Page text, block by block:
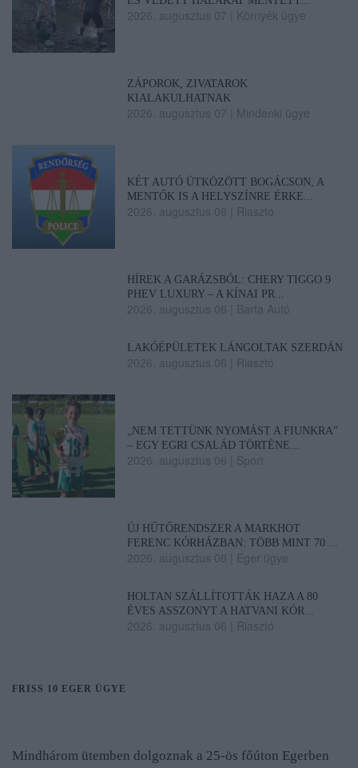
2026. augusztus 07 Környék ügye
ZÁPOROK, ZIVATAROK
KIALAKULHATNAK
2026. augusztus 07 Mindenki ügye
KÉT AUTÓ ÜTKÖZÖTT BOGÁCSON, A
MENTŐK IS A HELYSZÍNRE ÉRKE...
2026. augusztus 06 Riasztó
HÍREK A GARÁZSBÓL: CHERY TIGGO 9
PHEV LUXURY – A KÍNAI PR...
2026. augusztus 06 Barta Autó
LAKÓÉPÜLETEK LÁNGOLTAK SZERDÁN
2026. augusztus 06 Riasztó
„NEM TETTÜNK NYOMÁST A FIUNKRA”
– EGY EGRI CSALÁD TÖRTÉNE...
2026. augusztus 06 Sport
ÚJ HŰTŐRENDSZER A MARKHOT
FERENC KÓRHÁZBAN: TÖBB MINT 70 ...
2026. augusztus 06 Eger ügye
HOLTAN SZÁLLÍTOTTÁK HAZA A 80
ÉVES ASSZONYT A HATVANI KÓR...
2026. augusztus 06 Riasztó
FRISS 10 EGER ÜGYE
Mindhárom ütemben dolgoznak a 25-ös főúton Egerben